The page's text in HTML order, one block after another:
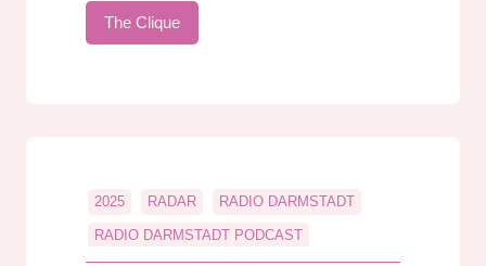
The Clique
2025 RADAR RADIO DARMSTADT
RADIO DARMSTADT PODCAST